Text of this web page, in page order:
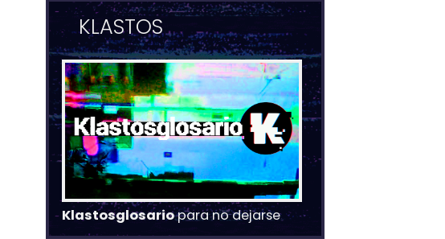
KLASTOS
Klastosglosariopara no dejarse